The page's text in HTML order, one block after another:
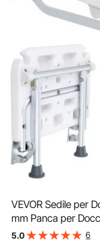
VEVOR Sedile per
mm Panca per
Carico 226,8 kg
5.0 6